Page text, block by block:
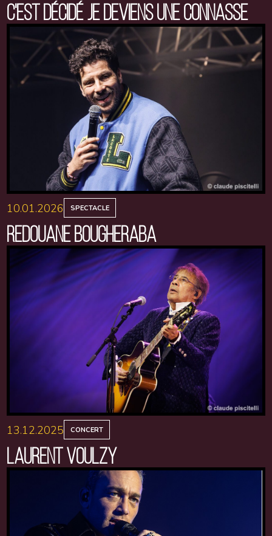
C'EST DÉCIDÉ JE DEVIENS UNE CONNASSE
10.01.2026 SPECTACLE
REDOUANE BOUGHERABA
13.12.2025 CONCERT
LAURENT VOULZY